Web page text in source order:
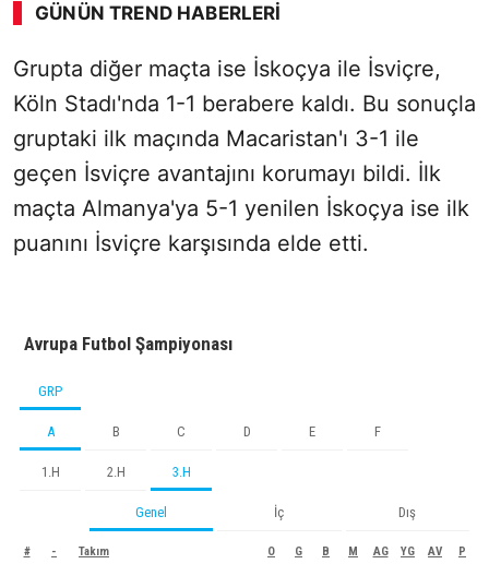
GÜNÜN TREND HABERLERI
00:02 / 08:06
Sesi Aç
Grupta diğer maçta ise İskoçya ile İsviçre,
Köln Stadı'nda 1-1 berabere kaldı. Bu sonuçla
gruptaki ilk maçında Macaristan'ı 3-1 ile
geçen İsviçre avantajını korumayı bildi. İlk
maçta Almanya'ya 5-1 yenilen İskoçya ise ilk
puanını İsviçre karşısında elde etti.
Avrupa Futbol Şampiyonası
GRP
A B C D E F
1.H 2.H 3.H
Genel İç Dış
# - Takım O G B M AG YG AV P